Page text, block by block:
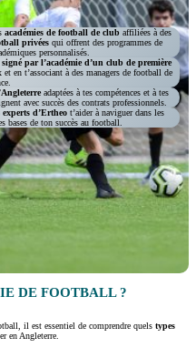
académies de football de club affiliées à des
privées qui offrent des programmes de
personnalisés.
signé par l’académie d’un club de première
en t’associant à des managers de football de
adaptées à tes compétences et à tes
avec succès des contrats professionnels.
d’Ertheot’aider à naviguer dans les
bases de ton succès au football.
DE FOOTBALL ?
il est essentiel de comprendre quels types
en Angleterre.